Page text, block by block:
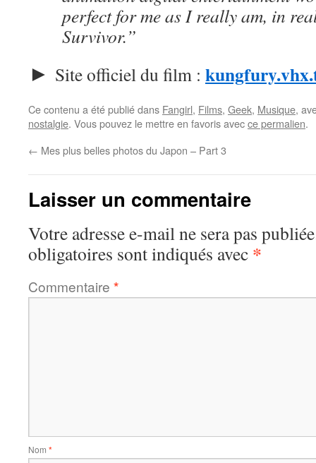
perfect for me as I really am, in
Survivor.”
► Site officiel du film :
Ce contenu a été publié dans Fangirl, Films, Geek, Musique,
nostalgie. Vous pouvez le mettre en favoris avecce permalien.
← Mes plus belles photos du Japon – Part 3
Laisser un commentaire
Votre adresse e-mail ne sera pas
obligatoires sont indiqués avec *
Commentaire *
Nom *